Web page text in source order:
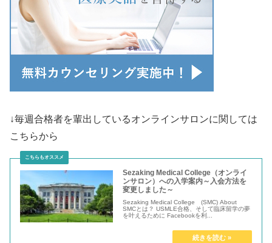
↓毎週合格者を輩出しているオンラインサロンに関しては
こちらから
Sezaking Medical College（オンライ
ンサロン）への入学案内～入会方法を
変更しました～
Sezaking Medical College (SMC) About
SMCとは？ USMLE合格、そして臨床留学の夢
を叶えるために Facebookを利...